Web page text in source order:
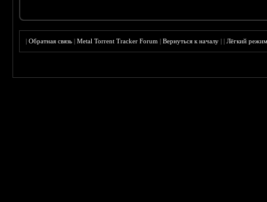
|Обратная связь |Metal Torrent Tracker Forum |Вернуться к началу ||Лёгкий